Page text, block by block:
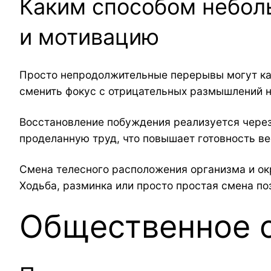
Каким способом
и мотивацию
Просто непродолжительные перерывы могут
сменить фокус с отрицательных
Восстановление побуждения реализуется
проделанную труд, что повышает готовность
Смена телесного расположения организма и
Ходьба, разминка или просто простая смена
Общественное